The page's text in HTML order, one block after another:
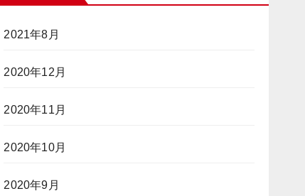
2021年8月
2020年12月
2020年11月
2020年10月
2020年9月